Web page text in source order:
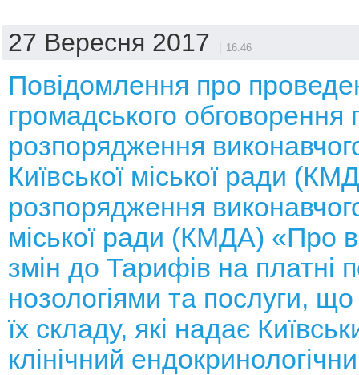
27 Вересня 2017 16:46
Повідомлення про
громадського обговорення
розпорядження
Київської міської ради
розпорядження
міської ради (КМДА) «Про
змін до Тарифів на платні
нозологіями та послуги,
їх складу, які надає
клінічний